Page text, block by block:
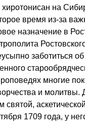
на
время из-за
назначение в
заботиться
многие
и молитвы.
святой,
1709 года, у